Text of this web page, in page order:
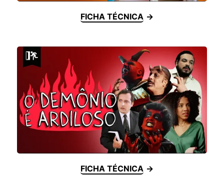
FICHA TÉCNICA
FICHA TÉCNICA